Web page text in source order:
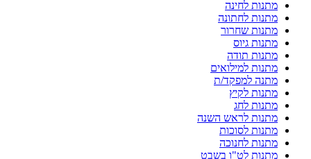
מתנות לחינה
מתנות לחתונה
מתנות שחרור
מתנות גיוס
מתנות תודה
מתנות למילואים
מתנה למפקד/ת
מתנות לקיץ
מתנות לחג
מתנות לראש השנה
מתנות לסוכות
מתנות לחנוכה
מתנות לט"ו בשבט